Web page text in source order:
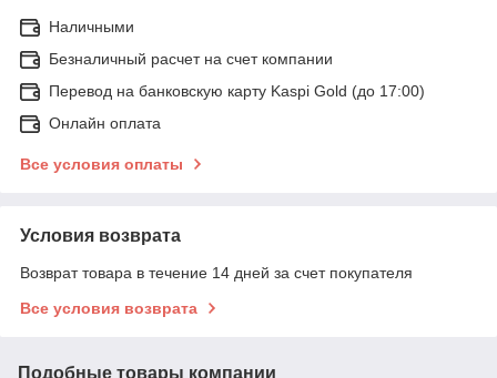
Наличными
Безналичный расчет на счет компании
Перевод на банковскую карту Kaspi Gold (до 17:00)
Онлайн оплата
Все условия оплаты
Условия возврата
Возврат товара в течение 14 дней за счет покупателя
Все условия возврата
Подобные товары компании